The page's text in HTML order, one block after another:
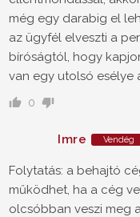
még egy darabig el
az ügyfél elveszti a
bíróságtól, hogy
van egy utolsó esélye
0
Imre Vendég
Folytatás: a behajtó
működhet, ha a cég
olcsóbban veszi meg